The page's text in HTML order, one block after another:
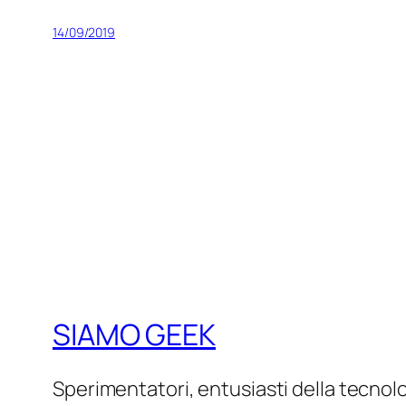
14/09/2019
SIAMO GEEK
Sperimentatori, entusiasti della